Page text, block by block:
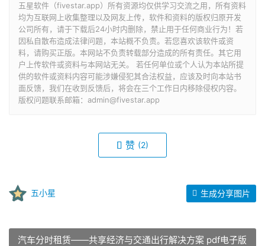
五星软件（fivestar.app）所有资源均仅供学习交流之用，所有资料
均为互联网上收集整理以及网友上传，软件和资料的版权归原开发
公司所有，请于下载后24小时内删除，禁止用于任何商业行为！若
因私自散布造成法律问题，本站概不负责。若您喜欢该软件或资
料，请购买正版。本网站不负责转载部分造成的所有责任。其它用
户上传软件或资料与本网站无关。 若任何单位或个人认为本站所提
供的软件或资料内容可能涉嫌侵犯其合法权益，应该及时向本站书
面反馈，我们在收到反馈后，将会在三个工作日内移除侵权内容。
版权问题联系邮箱：admin@fivestar.app
赞 (2)
五小星 生成分享图片
汽车分时租赁——共享经济与交通出行解决方案 pdf电子版